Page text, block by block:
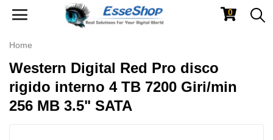
Toggle
0
Home
Western Digital Red Pro disco
rigido interno 4 TB 7200 Giri/min
256 MB 3.5" SATA